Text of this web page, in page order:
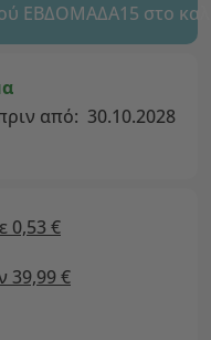
ΕΒΔΟΜΑΔΑ15 στο
από: 30.10.2028
0,53 €
39,99 €